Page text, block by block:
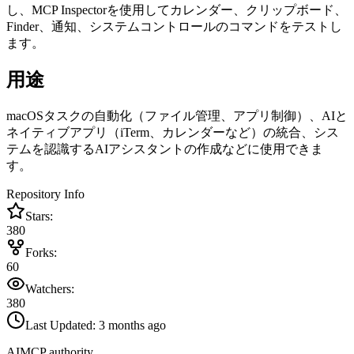
し、MCP Inspectorを使用してカレンダー、クリップボード、
Finder、通知、システムコントロールのコマンドをテストし
ます。
用途
macOSタスクの自動化（ファイル管理、アプリ制御）、AIと
ネイティブアプリ（iTerm、カレンダーなど）の統合、シス
テムを認識するAIアシスタントの作成などに使用できま
す。
Repository Info
Stars:
380
Forks:
60
Watchers:
380
Last Updated: 3 months ago